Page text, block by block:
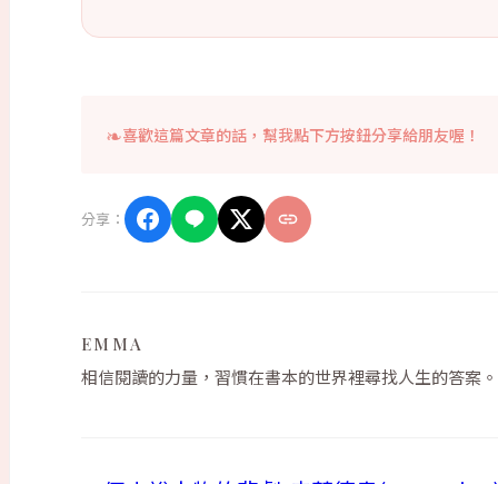
喜歡這篇文章的話，幫我點下方按鈕分享給朋友喔！
分享：
EMMA
相信閱讀的力量，習慣在書本的世界裡尋找人生的答案。